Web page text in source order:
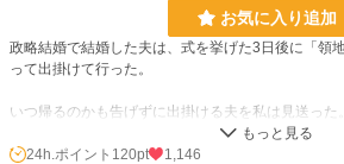
お気に入り追加
政略結婚で結婚した夫は、式を挙げた3日後に「領
って出掛けて行った。
いつ帰るのかも告げずに出掛ける夫を私は見送った。
まさかそれが夫の姿を見る最後になるとは夢にも思
24h.ポイント 120pt
1,146